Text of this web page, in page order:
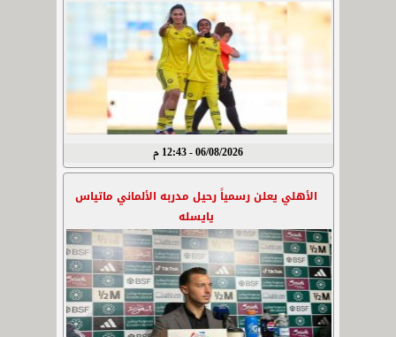
06/08/2026 - 12:43 م
الأهلي يعلن رسمياً رحيل مدربه الألماني ماتياس
يايسله